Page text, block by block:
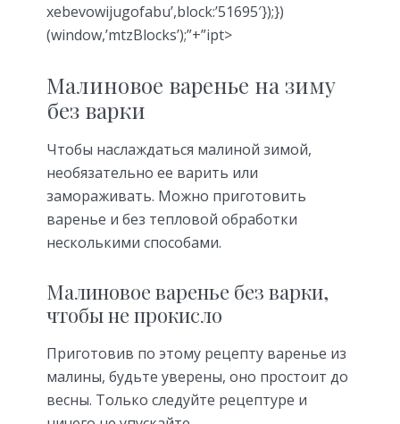
xebevowijugofabu’,block:’51695′});})
(window,’mtzBlocks’);”+”ipt>
Малиновое варенье на зиму
без варки
Чтобы наслаждаться малиной зимой,
необязательно ее варить или
замораживать. Можно приготовить
варенье и без тепловой обработки
несколькими способами.
Малиновое варенье без варки,
чтобы не прокисло
Приготовив по этому рецепту варенье из
малины, будьте уверены, оно простоит до
весны. Только следуйте рецептуре и